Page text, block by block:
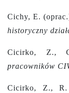
Cichy, E.
historyczny
Cicirko, Z.,
pracowników
Cicirko, Z.,